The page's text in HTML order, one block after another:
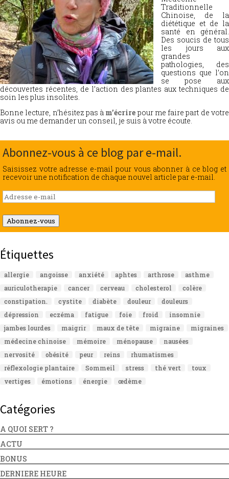
Traditionnelle
Chinoise, de la
diététique et de la
santé en général.
Des soucis de tous
les jours aux
grandes
pathologies, des
questions que l’on
se pose aux
découvertes récentes, de l’action des plantes aux techniques de
soin les plus insolites.
Bonne lecture, n’hésitez pas à m’écrire pour me faire part de votre
avis ou me demander un conseil, je suis à votre écoute.
Abonnez-vous à ce blog par e-mail.
Saisissez votre adresse e-mail pour vous abonner à ce blog et
recevoir une notification de chaque nouvel article par e-mail.
Adresse
e-
mail
Abonnez-vous
Étiquettes
allergie angoisse anxiété aphtes arthrose
asthme
auriculotherapie
cancer cerveau cholesterol
colère
constipation.
cystite diabète douleur
douleurs
dépression
eczéma fatigue foie froid
insomnie
jambes lourdes
maigrir maux de tête migraine
migraines
médecine chinoise
mémoire ménopause
nausées
nervosité
obésité peur reins
rhumatismes
réflexologie plantaire
Sommeil stress thé vert
toux
vertiges
émotions énergie œdème
Catégories
A QUOI SERT ?
ACTU
BONUS
DERNIERE HEURE